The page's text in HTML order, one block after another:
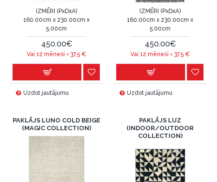
IZMĒRI (PxDxA)
160.00cm x 230.00cm x
5.00cm
450.00€
Vai 12 mēneši =37.5 €
Uzdot jautājumu
IZMĒRI (PxDxA)
160.00cm x 230.00cm x
5.00cm
450.00€
Vai 12 mēneši =37.5 €
Uzdot jautājumu
PAKLĀJS LUNO COLD BEIGE
(MAGIC COLLECTION)
PAKLĀJS LUZ
(INDOOR/OUTDOOR
COLLECTION)